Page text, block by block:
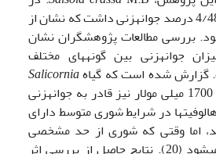
شوری 600 میلی مولار 4/48 درصد جوانه­زنی داشت که نشان از
بررسی مطالعات پژوهشگران نشان
جوانه­زنی بین گونه­های مختلف
گزارش شده است که گیاهSalicornia
L. در شوری 1700 میلی مولار نیز قادر به جوانه­زنی
از هالوفیت­ها در شرایط شوری متوسط دارای
اما وقتی که شوری از حد مشخصی
بگذرد، رشد آنها کم می­شود (20). نتایج حاصل از بررسی اثر